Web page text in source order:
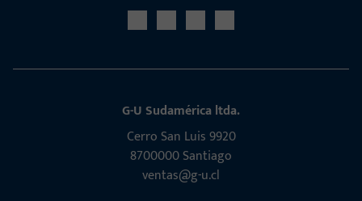
G-U Sudamérica ltda.
Cerro San Luis 9920
8700000 Santiago
ventas@g-u.cl